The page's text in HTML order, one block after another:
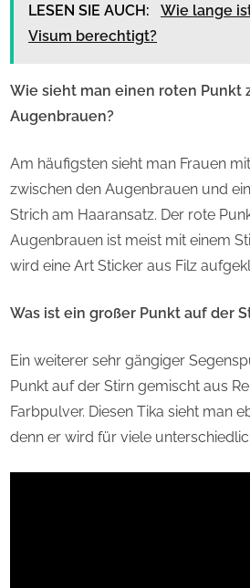
LESEN SIE AUCH:
Wie lange
Visum berechtigt?
Wie sieht man einen roten Punkt
Augenbrauen?
Am häufigsten sieht man Frauen
zwischen den Augenbrauen und
Strich am Haaransatz. Der rote
Augenbrauen ist meist mit einem
wird eine Art Sticker aus Filz
Was ist ein großer Punkt auf der
Ein weiterer sehr gängiger
Punkt auf der Stirn gemischt aus
Farbpulver. Diesen Tika sieht man
denn er wird für viele